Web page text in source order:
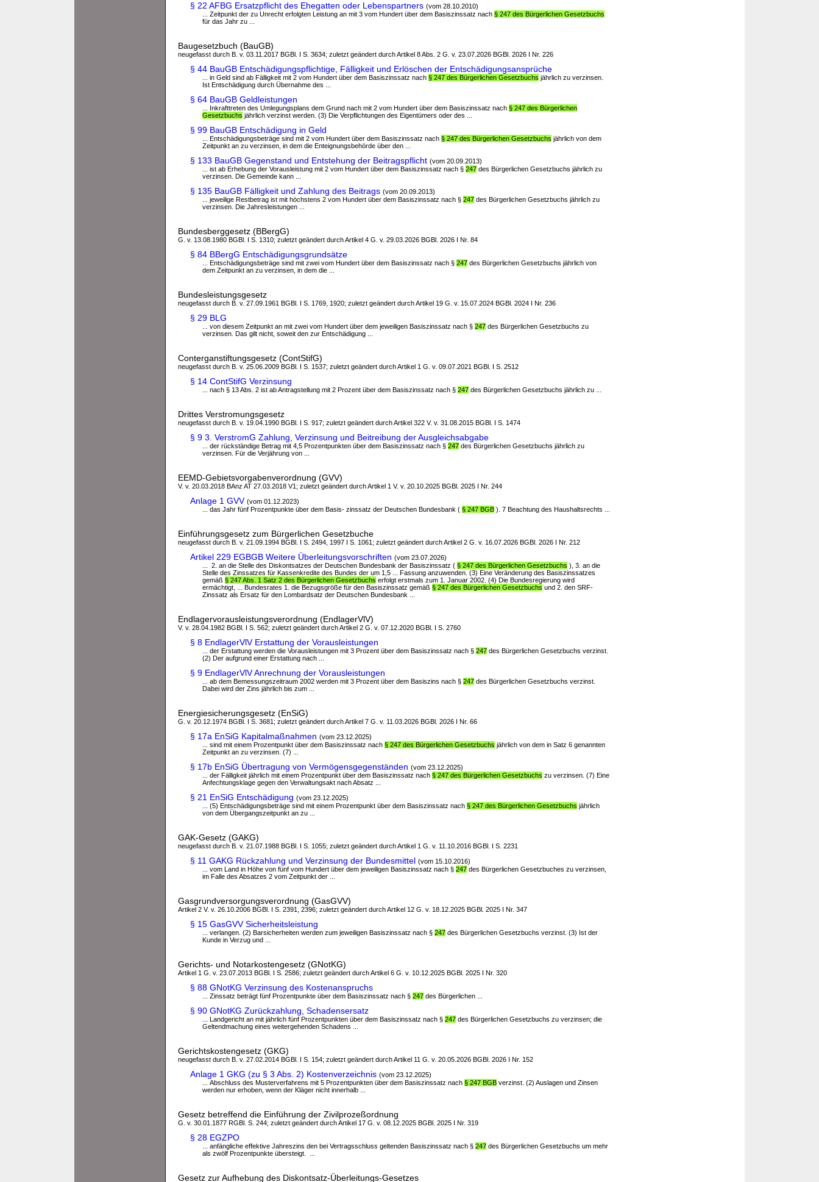
§ 22 AFBG Ersatzpflicht des Ehegatten oder Lebenspartners (vom 28.10.2010)
... Zeitpunkt der zu Unrecht erfolgten Leistung an mit 3 vom Hundert über dem Basiszinssatz nach § 247 des Bürgerlichen Gesetzbuchs
für das Jahr zu ...
Baugesetzbuch (BauGB)
neugefasst durch B. v. 03.11.2017 BGBl. I S. 3634; zuletzt geändert durch Artikel 8 Abs. 2 G. v. 23.07.2026 BGBl. 2026 I Nr. 226
§ 44 BauGB Entschädigungspflichtige, Fälligkeit und Erlöschen der Entschädigungsansprüche
... in Geld sind ab Fälligkeit mit 2 vom Hundert über dem Basiszinssatz nach § 247 des Bürgerlichen Gesetzbuchs jährlich zu verzinsen.
Ist Entschädigung durch Übernahme des ...
§ 64 BauGB Geldleistungen
... Inkrafttreten des Umlegungsplans dem Grund nach mit 2 vom Hundert über dem Basiszinssatz nach § 247 des Bürgerlichen
Gesetzbuchs jährlich verzinst werden. (3) Die Verpflichtungen des Eigentümers oder des ...
§ 99 BauGB Entschädigung in Geld
... Entschädigungsbeträge sind mit 2 vom Hundert über dem Basiszinssatz nach § 247 des Bürgerlichen Gesetzbuchs jährlich von dem
Zeitpunkt an zu verzinsen, in dem die Enteignungsbehörde über den ...
§ 133 BauGB Gegenstand und Entstehung der Beitragspflicht (vom 20.09.2013)
... ist ab Erhebung der Vorausleistung mit 2 vom Hundert über dem Basiszinssatz nach § 247 des Bürgerlichen Gesetzbuchs jährlich zu
verzinsen. Die Gemeinde kann ...
§ 135 BauGB Fälligkeit und Zahlung des Beitrags (vom 20.09.2013)
... jeweilige Restbetrag ist mit höchstens 2 vom Hundert über dem Basiszinssatz nach § 247 des Bürgerlichen Gesetzbuchs jährlich zu
verzinsen. Die Jahresleistungen ...
Bundesberggesetz (BBergG)
G. v. 13.08.1980 BGBl. I S. 1310; zuletzt geändert durch Artikel 4 G. v. 29.03.2026 BGBl. 2026 I Nr. 84
§ 84 BBergG Entschädigungsgrundsätze
... Entschädigungsbeträge sind mit zwei vom Hundert über dem Basiszinssatz nach § 247 des Bürgerlichen Gesetzbuchs jährlich von
dem Zeitpunkt an zu verzinsen, in dem die ...
Bundesleistungsgesetz
neugefasst durch B. v. 27.09.1961 BGBl. I S. 1769, 1920; zuletzt geändert durch Artikel 19 G. v. 15.07.2024 BGBl. 2024 I Nr. 236
§ 29 BLG
... von diesem Zeitpunkt an mit zwei vom Hundert über dem jeweiligen Basiszinssatz nach § 247 des Bürgerlichen Gesetzbuchs zu
verzinsen. Das gilt nicht, soweit den zur Entschädigung ...
Conterganstiftungsgesetz (ContStifG)
neugefasst durch B. v. 25.06.2009 BGBl. I S. 1537; zuletzt geändert durch Artikel 1 G. v. 09.07.2021 BGBl. I S. 2512
§ 14 ContStifG Verzinsung
... nach § 13 Abs. 2 ist ab Antragstellung mit 2 Prozent über dem Basiszinssatz nach § 247 des Bürgerlichen Gesetzbuchs jährlich zu ...
Drittes Verstromungsgesetz
neugefasst durch B. v. 19.04.1990 BGBl. I S. 917; zuletzt geändert durch Artikel 322 V. v. 31.08.2015 BGBl. I S. 1474
§ 9 3. VerstromG Zahlung, Verzinsung und Beitreibung der Ausgleichsabgabe
... der rückständige Betrag mit 4,5 Prozentpunkten über dem Basiszinssatz nach § 247 des Bürgerlichen Gesetzbuchs jährlich zu
verzinsen. Für die Verjährung von ...
EEMD-Gebietsvorgabenverordnung (GVV)
V. v. 20.03.2018 BAnz AT 27.03.2018 V1; zuletzt geändert durch Artikel 1 V. v. 20.10.2025 BGBl. 2025 I Nr. 244
Anlage 1 GVV (vom 01.12.2023)
... das Jahr fünf Prozentpunkte über dem Basis- zinssatz der Deutschen Bundesbank ( § 247 BGB ). 7 Beachtung des Haushaltsrechts ...
Einführungsgesetz zum Bürgerlichen Gesetzbuche
neugefasst durch B. v. 21.09.1994 BGBl. I S. 2494, 1997 I S. 1061; zuletzt geändert durch Artikel 2 G. v. 16.07.2026 BGBl. 2026 I Nr. 212
Artikel 229 EGBGB Weitere Überleitungsvorschriften (vom 23.07.2026)
... 2. an die Stelle des Diskontsatzes der Deutschen Bundesbank der Basiszinssatz ( § 247 des Bürgerlichen Gesetzbuchs ), 3. an die
Stelle des Zinssatzes für Kassenkredite des Bundes der um 1,5 ... Fassung anzuwenden. (3) Eine Veränderung des Basiszinssatzes
gemäß § 247 Abs. 1 Satz 2 des Bürgerlichen Gesetzbuchs erfolgt erstmals zum 1. Januar 2002. (4) Die Bundesregierung wird
ermächtigt, ... Bundesrates 1. die Bezugsgröße für den Basiszinssatz gemäß § 247 des Bürgerlichen Gesetzbuchs und 2. den SRF-
Zinssatz als Ersatz für den Lombardsatz der Deutschen Bundesbank ...
Endlagervorausleistungsverordnung (EndlagerVlV)
V. v. 28.04.1982 BGBl. I S. 562; zuletzt geändert durch Artikel 2 G. v. 07.12.2020 BGBl. I S. 2760
§ 8 EndlagerVlV Erstattung der Vorausleistungen
... der Erstattung werden die Vorausleistungen mit 3 Prozent über dem Basiszinssatz nach § 247 des Bürgerlichen Gesetzbuchs verzinst.
(2) Der aufgrund einer Erstattung nach ...
§ 9 EndlagerVlV Anrechnung der Vorausleistungen
... ab dem Bemessungszeitraum 2002 werden mit 3 Prozent über dem Basiszins nach § 247 des Bürgerlichen Gesetzbuchs verzinst.
Dabei wird der Zins jährlich bis zum ...
Energiesicherungsgesetz (EnSiG)
G. v. 20.12.1974 BGBl. I S. 3681; zuletzt geändert durch Artikel 7 G. v. 11.03.2026 BGBl. 2026 I Nr. 66
§ 17a EnSiG Kapitalmaßnahmen (vom 23.12.2025)
... sind mit einem Prozentpunkt über dem Basiszinssatz nach § 247 des Bürgerlichen Gesetzbuchs jährlich von dem in Satz 6 genannten
Zeitpunkt an zu verzinsen. (7) ...
§ 17b EnSiG Übertragung von Vermögensgegenständen (vom 23.12.2025)
... der Fälligkeit jährlich mit einem Prozentpunkt über dem Basiszinssatz nach § 247 des Bürgerlichen Gesetzbuchs zu verzinsen. (7) Eine
Anfechtungsklage gegen den Verwaltungsakt nach Absatz ...
§ 21 EnSiG Entschädigung (vom 23.12.2025)
... (5) Entschädigungsbeträge sind mit einem Prozentpunkt über dem Basiszinssatz nach § 247 des Bürgerlichen Gesetzbuchs jährlich
von dem Übergangszeitpunkt an zu ...
GAK-Gesetz (GAKG)
neugefasst durch B. v. 21.07.1988 BGBl. I S. 1055; zuletzt geändert durch Artikel 1 G. v. 11.10.2016 BGBl. I S. 2231
§ 11 GAKG Rückzahlung und Verzinsung der Bundesmittel (vom 15.10.2016)
... vom Land in Höhe von fünf vom Hundert über dem jeweiligen Basiszinssatz nach § 247 des Bürgerlichen Gesetzbuches zu verzinsen,
im Falle des Absatzes 2 vom Zeitpunkt der ...
Gasgrundversorgungsverordnung (GasGVV)
Artikel 2 V. v. 26.10.2006 BGBl. I S. 2391, 2396; zuletzt geändert durch Artikel 12 G. v. 18.12.2025 BGBl. 2025 I Nr. 347
§ 15 GasGVV Sicherheitsleistung
... verlangen. (2) Barsicherheiten werden zum jeweiligen Basiszinssatz nach § 247 des Bürgerlichen Gesetzbuchs verzinst. (3) Ist der
Kunde in Verzug und ...
Gerichts- und Notarkostengesetz (GNotKG)
Artikel 1 G. v. 23.07.2013 BGBl. I S. 2586; zuletzt geändert durch Artikel 6 G. v. 10.12.2025 BGBl. 2025 I Nr. 320
§ 88 GNotKG Verzinsung des Kostenanspruchs
... Zinssatz beträgt fünf Prozentpunkte über dem Basiszinssatz nach § 247 des Bürgerlichen ...
§ 90 GNotKG Zurückzahlung, Schadensersatz
... Landgericht an mit jährlich fünf Prozentpunkten über dem Basiszinssatz nach § 247 des Bürgerlichen Gesetzbuchs zu verzinsen; die
Geltendmachung eines weitergehenden Schadens ...
Gerichtskostengesetz (GKG)
neugefasst durch B. v. 27.02.2014 BGBl. I S. 154; zuletzt geändert durch Artikel 11 G. v. 20.05.2026 BGBl. 2026 I Nr. 152
Anlage 1 GKG (zu § 3 Abs. 2) Kostenverzeichnis (vom 23.12.2025)
... Abschluss des Musterverfahrens mit 5 Prozentpunkten über dem Basiszinssatz nach § 247 BGB verzinst. (2) Auslagen und Zinsen
werden nur erhoben, wenn der Kläger nicht innerhalb ...
Gesetz betreffend die Einführung der Zivilprozeßordnung
G. v. 30.01.1877 RGBl. S. 244; zuletzt geändert durch Artikel 17 G. v. 08.12.2025 BGBl. 2025 I Nr. 319
§ 28 EGZPO
... anfängliche effektive Jahreszins den bei Vertragsschluss geltenden Basiszinssatz nach § 247 des Bürgerlichen Gesetzbuchs um mehr
als zwölf Prozentpunkte übersteigt. ...
Gesetz zur Aufhebung des Diskontsatz-Überleitungs-Gesetzes